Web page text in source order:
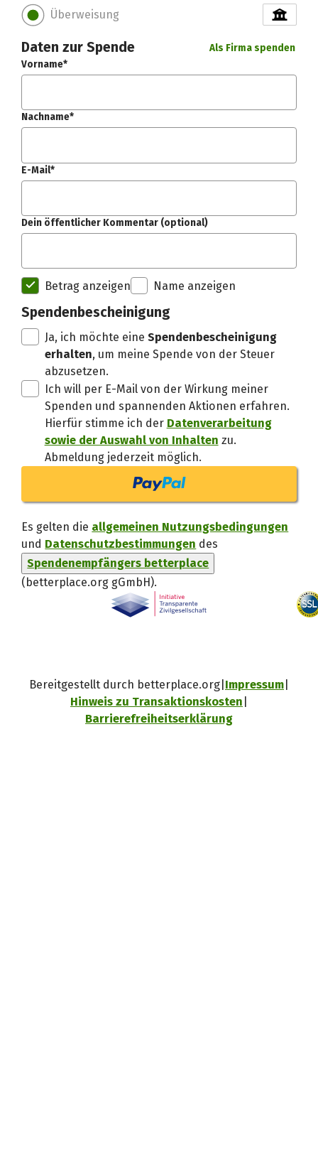
Überweisung
Daten zur Spende
Als Firma spenden
Vorname*
Nachname*
E-Mail*
Dein öffentlicher Kommentar (optional)
Betrag anzeigen Name anzeigen
Spendenbescheinigung
Ja, ich möchte eine Spendenbescheinigung
erhalten, um meine Spende von der Steuer
abzusetzen.
Ich will per E-Mail von der Wirkung meiner
Spenden und spannenden Aktionen erfahren.
Hierfür stimme ich der Datenverarbeitung
sowie der Auswahl von Inhalten zu.
Abmeldung jederzeit möglich.
Es gelten die allgemeinen Nutzungsbedingungen
und Datenschutzbestimmungen des
Spendenempfängers betterplace
(betterplace.org gGmbH)
Spendenempfänger
.
Bereitgestellt durch betterplace.org Impressum
Hinweis zu Transaktionskosten
Barrierefreiheitserklärung